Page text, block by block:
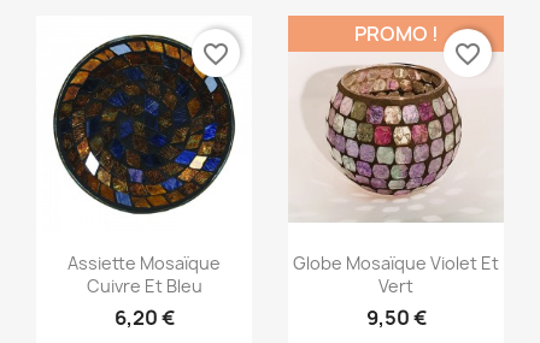
Aperçu rapide
Assiette Mosaïque
Cuivre Et Bleu
6,20 €
favorite_border
 Aperçu rapide
Globe Mosaïque Violet Et
Vert
9,50 €
PROMO !
favorite_border